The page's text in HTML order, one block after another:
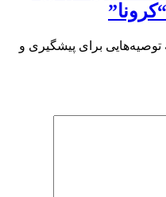
برای پیشگیری و